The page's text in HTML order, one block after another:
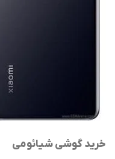
خرید گوشی شیائومی